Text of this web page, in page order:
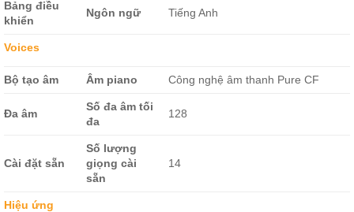
Bảng điều
khiển
Ngôn ngữ Tiếng Anh
Voices
Bộ tạo âm Âm piano Công nghệ âm thanh Pure CF
Đa âm
Số đa âm tối
đa
128
Cài đặt sẵn
Số lượng
giọng cài
sẵn
14
Hiệu ứng